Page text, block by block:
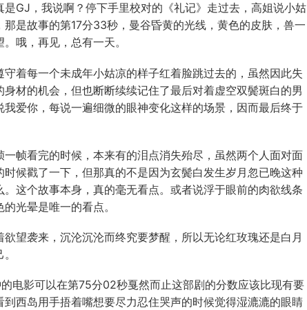
是GJ，我说啊？停下手里校对的《礼记》走过去，高姐说小姑
那是故事的第17分33秒，曼谷昏黄的光线 ， 黄色的皮肤 ，兽一
。哦，再见，总有一天。
守着每一个未成年小姑凉的样子红着脸跳过去的，虽然因此失
身材的机会 ，但也断断续续记住了最后对着虚空双鬓斑白的男
我爱你 ，每说一遍细微的眼神变化这样的场景 ，因而最后终于
帧看完的时候，本来有的泪点消失殆尽，虽然两个人 面对面
时候戳了一下，但那真的不是因为玄鬓白发生岁月 忽已晚这种
。这个故事本身，真的毫无看点。或者说浮于眼前的肉欲线条
的光晕是唯一的看点。
欲望袭来，沉沦沉沦而终究要梦醒，所以无论红玫瑰还是白 月
。
电影可以在第75分02秒戛然而止这部剧的分数应该比现有要
西岛用手捂着嘴想要尽力忍住哭声的时候觉得湿漉漉的眼睛